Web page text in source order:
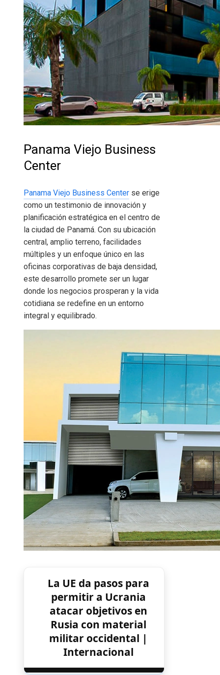
Panama Viejo Business
Center
Panama Viejo Business Center se erige
como un testimonio de innovación y
planificación estratégica en el centro de
la ciudad de Panamá. Con su ubicación
central, amplio terreno, facilidades
múltiples y un enfoque único en las
oficinas corporativas de baja densidad,
este desarrollo promete ser un lugar
donde los negocios prosperan y la vida
cotidiana se redefine en un entorno
integral y equilibrado.
La UE da pasos para
permitir a Ucrania
atacar objetivos en
Rusia con material
militar occidental |
Internacional